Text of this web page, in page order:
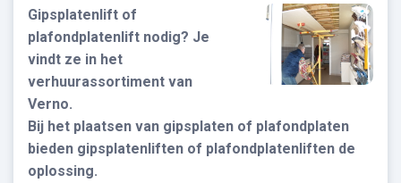
Gipsplatenlift of
plafondplatenlift nodig? Je
vindt ze in het
verhuurassortiment van
Verno.
Bij het plaatsen van gipsplaten of plafondplaten
bieden gipsplatenliften of plafondplatenliften de
oplossing.